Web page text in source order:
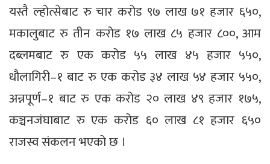
यस्तै ल्होत्सेबाट रु चार करोड ९७ लाख ७१ हजार ६५०,
मकालुबाट रु तीन करोड १७ लाख ८५ हजार ८००, आम
दब्लमबाट रु एक करोड ५५ लाख ४५ हजार ५५०,
धौलागिरी–१ बाट रु एक करोड ३४ लाख ५४ हजार ५५०,
अन्नपूर्ण–१ बाट रु एक करोड २० लाख ४९ हजार १७५,
कञ्चनजंघाबाट रु एक करोड ६० लाख ८१ हजार ६५०
राजस्व संकलन भएको छ ।